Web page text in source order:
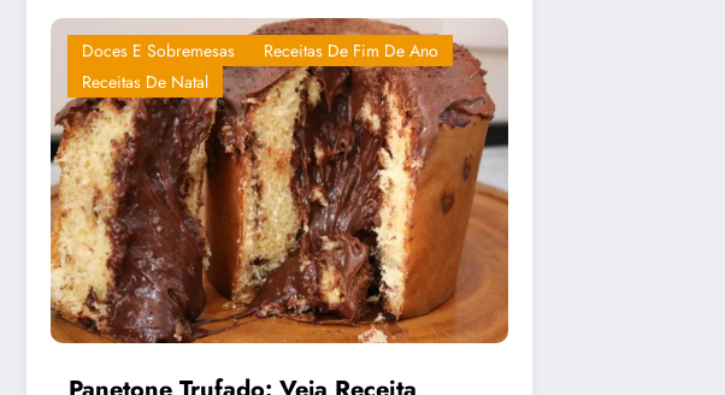
Doces E Sobremesas
Receitas De Fim De Ano
Receitas De Natal